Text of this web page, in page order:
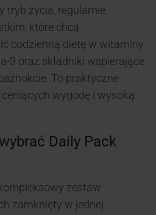
tryb życia, regularnie
które chcą
codzienną dietę w witaminy,
3 oraz składniki wspierające
To praktyczne
wygodę i wysoką
Daily Pack
zestaw
zamknięty w jednej